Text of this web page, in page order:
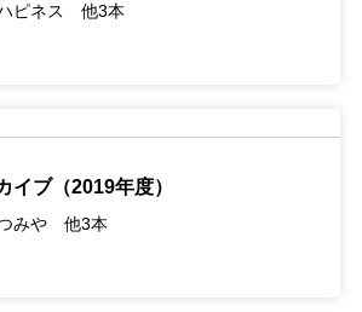
ピネス 他3本
イブ（2019年度）
みや 他3本